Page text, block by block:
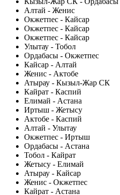
Алтай - Женис
Окжетпес - Кайсар
Окжетпес - Кайсар
Окжетпес - Кайсар
Улытау - Тобол
Ордабасы - Окжетпес
Кайсар - Алтай
Женис - Актобе
Атырау - Кызыл-Жар СК
Кайрат - Каспий
Елимай - Астана
Иртыш - Жетысу
Актобе - Каспий
Алтай - Улытау
Окжетпес - Иртыш
Ордабасы - Астана
Тобол - Кайрат
Жетысу - Елимай
Атырау - Кайсар
Женис - Окжетпес
Кайрат - Астана